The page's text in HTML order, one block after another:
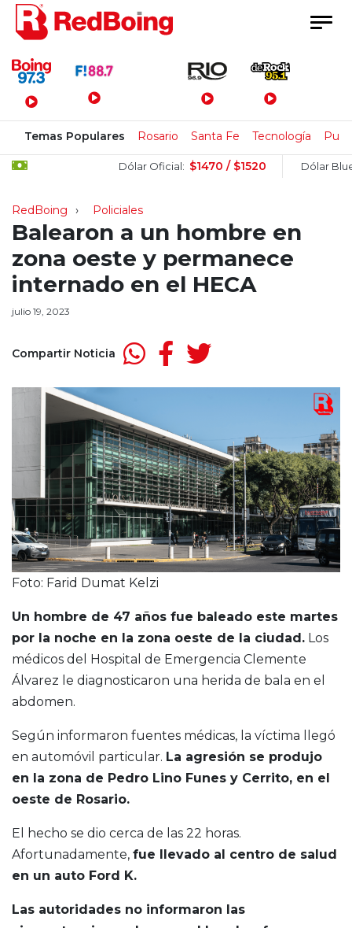
Menú Principal
Temas Populares Rosario Santa Fe Tecnología
Dólar Oficial: $1470 / $1520 Dólar Blue:
RedBoing Policiales
Balearon a un hombre en
zona oeste y permanece
internado en el HECA
julio 19, 2023
Compartir Noticia
Foto: Farid Dumat Kelzi
Un hombre de 47 años fue baleado este martes
por la noche en la zona oeste de la ciudad. Los
médicos del Hospital de Emergencia Clemente
Álvarez le diagnosticaron una herida de bala en el
abdomen.
Según informaron fuentes médicas, la víctima llegó
en automóvil particular. La agresión se produjo
en la zona de Pedro Lino Funes y Cerrito, en el
oeste de Rosario.
El hecho se dio cerca de las 22 horas.
Afortunadamente, fue llevado al centro de salud
en un auto Ford K.
Las autoridades no informaron las